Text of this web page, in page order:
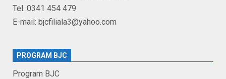
Tel. 0341 454 479
E-mail: bjcfiliala3@yahoo.com
PROGRAM BJC
Program BJC